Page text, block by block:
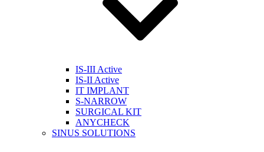
IS-III Active
IS-II Active
IT IMPLANT
S-NARROW
SURGICAL KIT
ANYCHECK
SINUS SOLUTIONS